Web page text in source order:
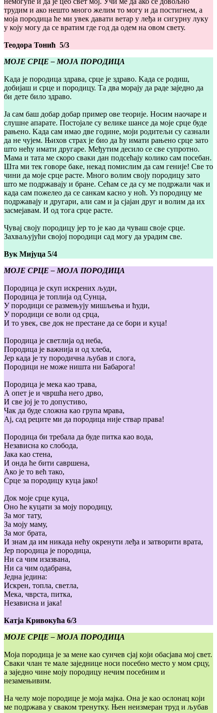
трудим и ако нешто много желим то могу и да постигнем, а
моја породица ће ми увек давати ветар у леђа и сигурну луку
у коју могу да се вратим где год да одем на овом свету.
Теодора Тонић 5/3
МОЈЕ СРЦЕ – МОЈА ПОРОДИЦА
Kада је породица здрава, срце је здраво. Kада се родиш,
добијаш и срце и породицу. Та два морају да раде заједно да
би дете било здраво.
Ја сам баш добар добар пример ове теорије. Носим наочаре и
слушне апарате. Постојале су велике шансе да моје срце буде
рањено. Kада сам имао две године, моји родитељи су сазнали
да не чујем. Њихов страх је био да ћу имати рањено срце зато
што нећу имати другаре. Међутим десило се све супротно.
Мама и тата ме скоро сваки дан подсећају колико сам посебан.
Шта ми тек говоре баке, некад помислим да сам геније! Све то
чини да моје срце расте. Много волим своју породицу зато
што ме подржавају и бране. Сећам се да су ме подржали чак и
када сам пожелео да се санкам касно у ноћ. Уз породицу ме
подржавају и другари, али сам и ја сјајан друг и волим да их
засмејавам. И од тога срце расте.
Чувај своју породицу јер то је као да чуваш своје срце.
Захваљујући својој породици сад могу да урадим све.
Вук Мијуца 5/4
МОЈЕ СРЦЕ – МОЈА ПОРОДИЦА
Породица је скуп искрених људи,
Породица је топлија од Сунца,
У породици се размењују мишљења и ћуди,
У породици се воли од срца,
И то увек, све док не престане да се бори и куца!
Породица је светлија од неба,
Породица је важнија и од хлеба,
Јер када је ту породична љубав и слога,
Породици не може ништа ни Бабарога!
Породица је мека као трава,
А опет је и чвршћа него дрво,
И све јој је то допустиво,
Чак да буде сложна као група мрава,
Ај, сад реците ми да породица није ствар права!
Породица би требала да буде питка као вода,
Независна ко слобода,
Јака као стена,
И онда ће бити савршена,
Ако је то већ тако,
Срце за породицу куца јако!
Док моје срце куца,
Оно ће куцати за моју породицу,
За мог тату,
За моју маму,
За мог брата,
И знам да им никада нећу окренути леђа и затворити врата,
Јер породица је породица,
Ни са чим изазвана,
Ни са чим одабрана,
Једна једина:
Искрен, топла, светла,
Мека, чврста, питка,
Независна и јака!
Катја Кривокућа 6/3
МОЈЕ СРЦЕ – МОЈА ПОРОДИЦА
Моја породица је за мене као сунчев сјај који обасјава мој свет.
Сваки члан те мале заједнице носи посебно место у мом срцу,
а заједно чине моју породицу нечим посебним и
незамењивим.
На челу моје породице је моја мајка. Она је као ослонац који
ме подржава у сваком тренутку. Њен неизмеран труд и љубав